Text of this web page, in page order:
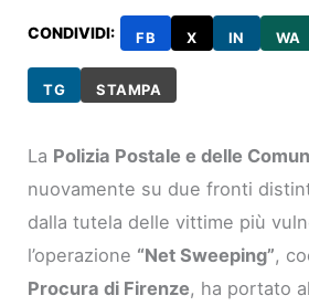
CONDIVIDI: FB X IN WA
TG STAMPA
La Polizia Postale e delle
nuovamente su due fronti
dalla tutela delle vittime più
l’operazione “Net Sweeping”,
Procura di Firenze, ha portato